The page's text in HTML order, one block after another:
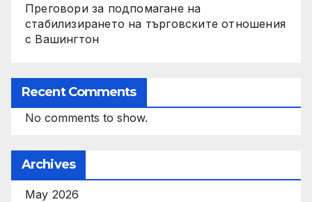
Преговори за подпомагане на
стабилизирането на търговските отношения
с Вашингтон
Recent Comments
No comments to show.
Archives
May 2026